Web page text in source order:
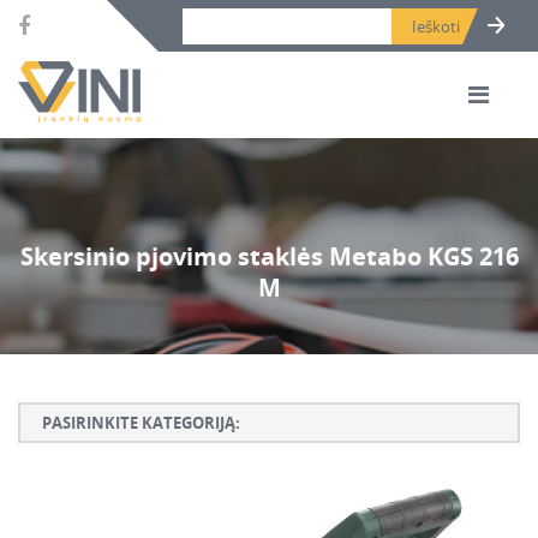
Search bar place.
Skersinio pjovimo staklės Metabo KGS 216
M
PASIRINKITE KATEGORIJĄ: